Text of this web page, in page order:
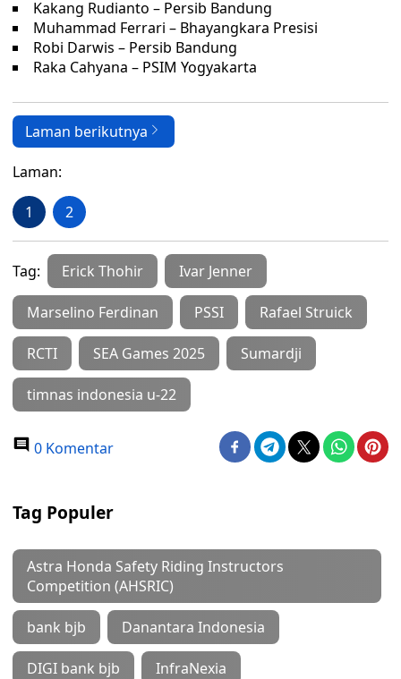
Kakang Rudianto – Persib Bandung
Muhammad Ferrari – Bhayangkara Presisi
Robi Darwis – Persib Bandung
Raka Cahyana – PSIM Yogyakarta
Laman berikutnya
Laman:
1 2
Tag: Erick Thohir Ivar Jenner
Marselino Ferdinan PSSI Rafael Struick
RCTI SEA Games 2025 Sumardji
timnas indonesia u-22
0 Komentar
Tag Populer
Astra Honda Safety Riding Instructors
Competition (AHSRIC)
bank bjb Danantara Indonesia
DIGI bank bjb InfraNexia